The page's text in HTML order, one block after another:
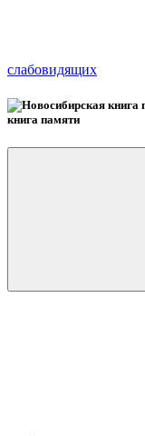
слабовидящих
книга памяти